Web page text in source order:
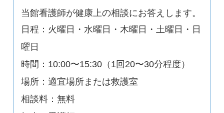
当館看護師が健康上の相談にお答えします。
日程：火曜日・水曜日・木曜日・土曜日・日
曜日
時間：10:00〜15:30（1回20〜30分程度）
場所：適宜場所または救護室
相談料：無料